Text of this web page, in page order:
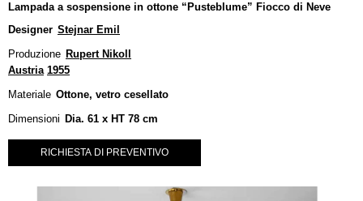
navigzione
Lampada a sospensione in ottone “Pusteblume” Fiocco di Neve
Designer Stejnar Emil
Produzione Rupert Nikoll
Austria 1955
Materiale Ottone, vetro cesellato
Dimensioni Dia. 61 x HT 78 cm
RICHIESTA DI PREVENTIVO